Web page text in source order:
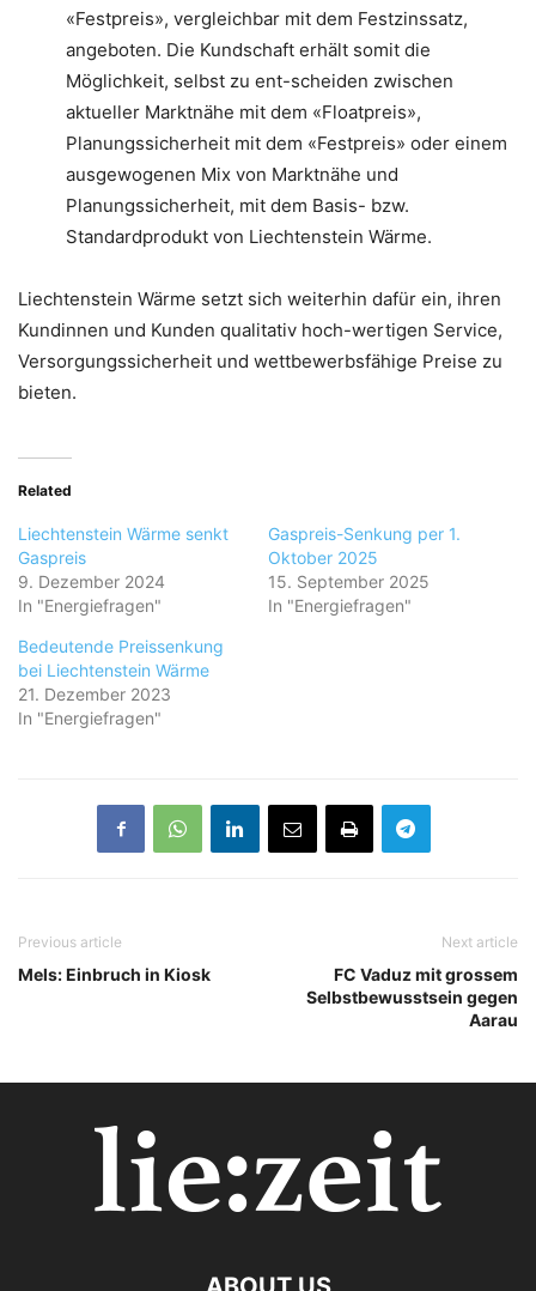
«Festpreis», vergleichbar mit dem Festzinssatz,
angeboten. Die Kundschaft erhält somit die
Möglichkeit, selbst zu ent-scheiden zwischen
aktueller Marktnähe mit dem «Floatpreis»,
Planungssicherheit mit dem «Festpreis» oder einem
ausgewogenen Mix von Marktnähe und
Planungssicherheit, mit dem Basis- bzw.
Standardprodukt von Liechtenstein Wärme.
Liechtenstein Wärme setzt sich weiterhin dafür ein, ihren
Kundinnen und Kunden qualitativ hoch-wertigen Service,
Versorgungssicherheit und wettbewerbsfähige Preise zu
bieten.
Related
Liechtenstein Wärme senkt
Gaspreis
9. Dezember 2024
In "Energiefragen"
Gaspreis-Senkung per 1.
Oktober 2025
15. September 2025
In "Energiefragen"
Bedeutende Preissenkung
bei Liechtenstein Wärme
21. Dezember 2023
In "Energiefragen"
Previous article
Mels: Einbruch in Kiosk
Next article
FC Vaduz mit grossem
Selbstbewusstsein gegen
Aarau